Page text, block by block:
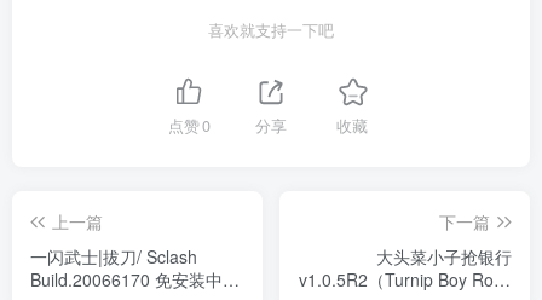
喜欢就支持一下吧
点赞0 分享 收藏
上一篇
一闪武士|拔刀/ Sclash
Build.20066170 免安装中文
下一篇
大头菜小子抢银行
v1.0.5R2（Turnip Boy Robs